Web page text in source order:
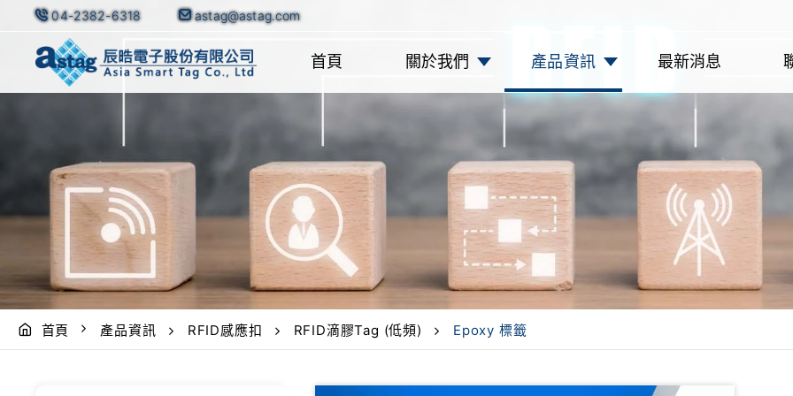
04-2382-6318 astag@astag.com
首頁 關於我們 產品資訊 最新消息
首頁 產品資訊 RFID感應扣 RFID滴膠Tag (低頻) Epoxy 標籤